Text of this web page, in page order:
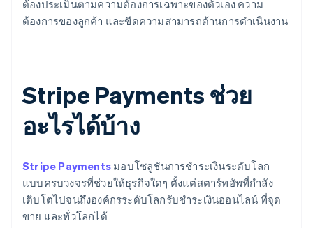
ต้องประเมินตามความต้องการเฉพาะของตัวเอง ความ
ต้องการของลูกค้า และขีดความสามารถด้านการดำเนินงาน
Stripe Payments ช่วย
อะไรได้บ้าง
Stripe Payments มอบโซลูชันการชำระเงินระดับโลก
แบบครบวงจรที่ช่วยให้ธุรกิจใดๆ ตั้งแต่สตาร์ทอัพที่กำลัง
เติบโตไปจนถึงองค์กรระดับโลกรับชำระเงินออนไลน์ ที่จุด
ขาย และทั่วโลกได้